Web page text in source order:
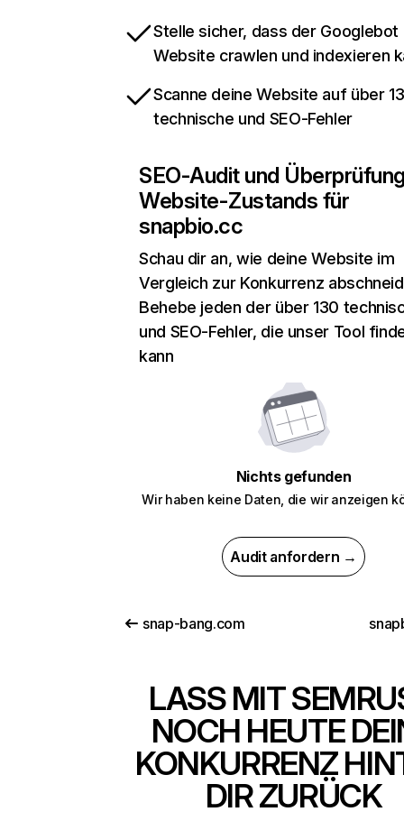
Stelle sicher, dass der Googlebot
Website crawlen und indexieren
Scanne deine Website auf über
technische und SEO-Fehler
SEO-Audit und
Website-Zustands für
snapbio.cc
Schau dir an, wie deine Website im
Vergleich zur Konkurrenz
Behebe jeden der über 130
und SEO-Fehler, die unser Tool
kann
Nichts gefunden
Wir haben keine Daten, die wir anzeigen
Audit anfordern →
snap-bang.com
LASS MIT
NOCH HEUTE
KONKURRENZ
DIR ZURÜCK